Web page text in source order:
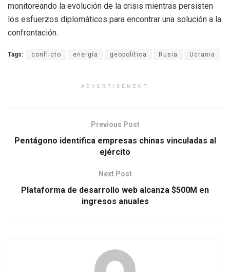
monitoreando la evolución de la crisis mientras persisten
los esfuerzos diplomáticos para encontrar una solución a la
confrontación.
Tags: conflicto energía geopolítica Rusia Ucrania
ADVERTISEMENT
Previous Post
Pentágono identifica empresas chinas vinculadas al
ejército
Next Post
Plataforma de desarrollo web alcanza $500M en
ingresos anuales